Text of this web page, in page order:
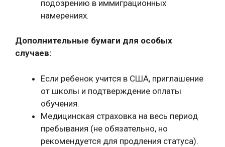
подозрению в иммиграционных
намерениях.
Дополнительные бумаги для особых
случаев:
Если ребенок учится в США, приглашение
от школы и подтверждение оплаты
обучения.
Медицинская страховка на весь период
пребывания (не обязательно, но
рекомендуется для продления статуса).